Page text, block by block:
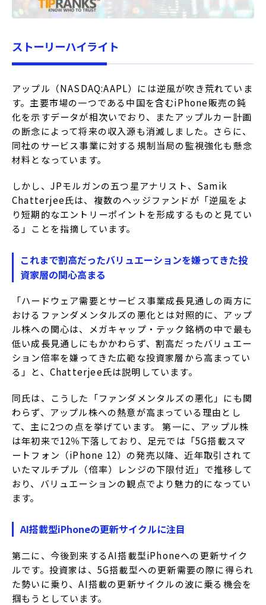
ストーリーハイライト
アップル（NASDAQ:AAPL）には逆風が吹き荒れていま
す。主要市場の一つである中国を含むiPhone販売の鈍
化を示すデータが相次いでおり、またアップルカー計画
の断念によって将来の収入源も消滅しました。さらに、
同社のサービス事業に対する規制当局の監視強化も懸念
材料となっています。
しかし、JPモルガンの五つ星アナリスト、Samik
Chatterjee氏は、複数のヘッジファンドが「逆風をよ
り短期的なエントリーポイントを形成するものと見てい
る」ことを指摘しています。
これまで割高だったバリュエーションを嫌ってきた投
資家層の関心高まる
「ハードウェア需要とサービス事業成長見通しの両方に
おけるファンダメンタルズの悪化とは対照的に、アップ
ル株への関心は、メガキャップ・テック銘柄の中で最も
低い成長見通しにもかかわらず、割高だったバリュエー
ション倍率を嫌ってきた広範な投資家層から高まってい
る」と、Chatterjee氏は説明しています。
同氏は、こうした「ファンダメンタルズの悪化」にも関
わらず、アップル株への熱意が高まっている理由とし
て、主に2つの点を挙げています。 第一に、アップル株
は年初来で12％下落しており、足元では「5G搭載スマ
ートフォン（iPhone 12）の発売以降、近年取引されて
いたマルチプル（倍率）レンジの下限付近」で推移して
おり、バリュエーションの観点でより魅力的になってい
ます。
AI搭載型iPhoneの更新サイクルに注目
第二に、今後到来するAI搭載型iPhoneへの更新サイク
ルです。投資家は、5G搭載型への更新需要の際に得られ
た勢いに乗り、AI搭載の更新サイクルの波に乗る機会を
掴もうとしています。